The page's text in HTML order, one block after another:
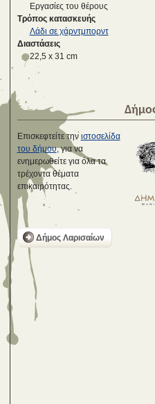
Εργασίες του θέρους
Τρόπος κατασκευής
Λάδι σε χάρντμπορντ
Διαστάσεις
22,5 x 31 cm
Επισκεφτείτε την ιστοσελίδα
του δήμου, για να
ενημερωθείτε για όλα τα
τρέχοντα θέματα
επικαιρότητας.
Δήμος Λαρισαίων